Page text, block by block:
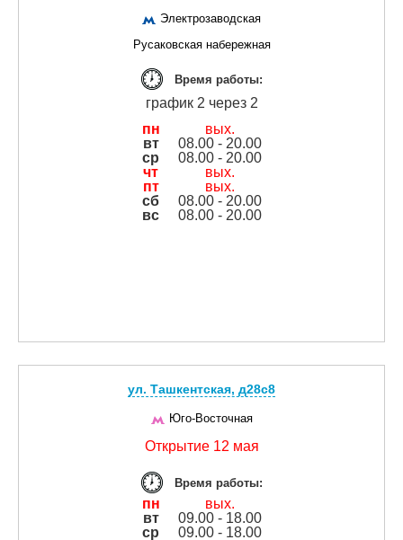
Электрозаводская
Русаковская набережная
Время работы:
график 2 через 2
пн
вых.
вт
08.00 - 20.00
ср
08.00 - 20.00
чт
вых.
пт
вых.
сб
08.00 - 20.00
вс
08.00 - 20.00
ул. Ташкентская, д28с8
Юго-Восточная
Открытие 12 мая
Время работы:
пн
вых.
вт
09.00 - 18.00
ср
09.00 - 18.00